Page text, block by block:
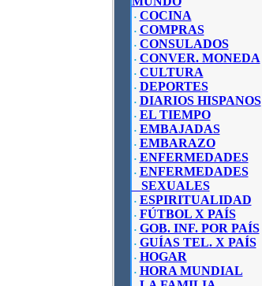
• COCINA
• COMPRAS
• CONSULADOS
• CONVER. MONEDA
• CULTURA
• DEPORTES
• DIARIOS HISPANOS
• EL TIEMPO
• EMBAJADAS
• EMBARAZO
• ENFERMEDADES
• ENFERMEDADES
SEXUALES
• ESPIRITUALIDAD
• FÚTBOL X PAÍS
• GOB. INF. POR PAÍS
• GUÍAS TEL. X PAÍS
• HOGAR
• HORA MUNDIAL